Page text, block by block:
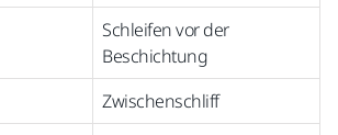
Schleifen vor der
Beschichtung
Zwischenschliff